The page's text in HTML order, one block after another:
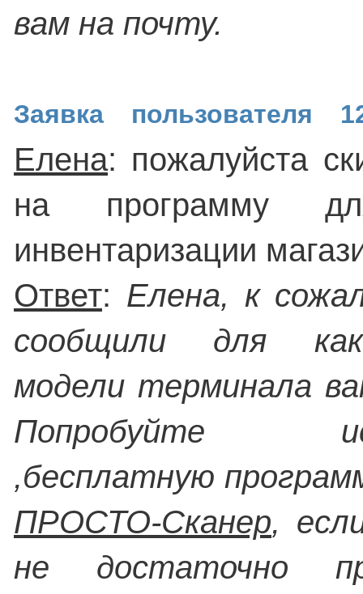
вам на почту.
Заявка пользователя
Елена: пожалуйста
на программу
инвентаризации
Ответ: Елена, к
сообщили для
модели терминала
Попробуйте
,бесплатную
ПРОСТО-Сканер,
не достаточно